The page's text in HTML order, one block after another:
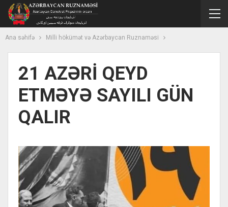
Ana səhifə Milli hökümət və Azərbaycan Ruznaməsi
21 AZƏRİ QEYD
ETMƏYƏ SAYILI GÜN
QALIR